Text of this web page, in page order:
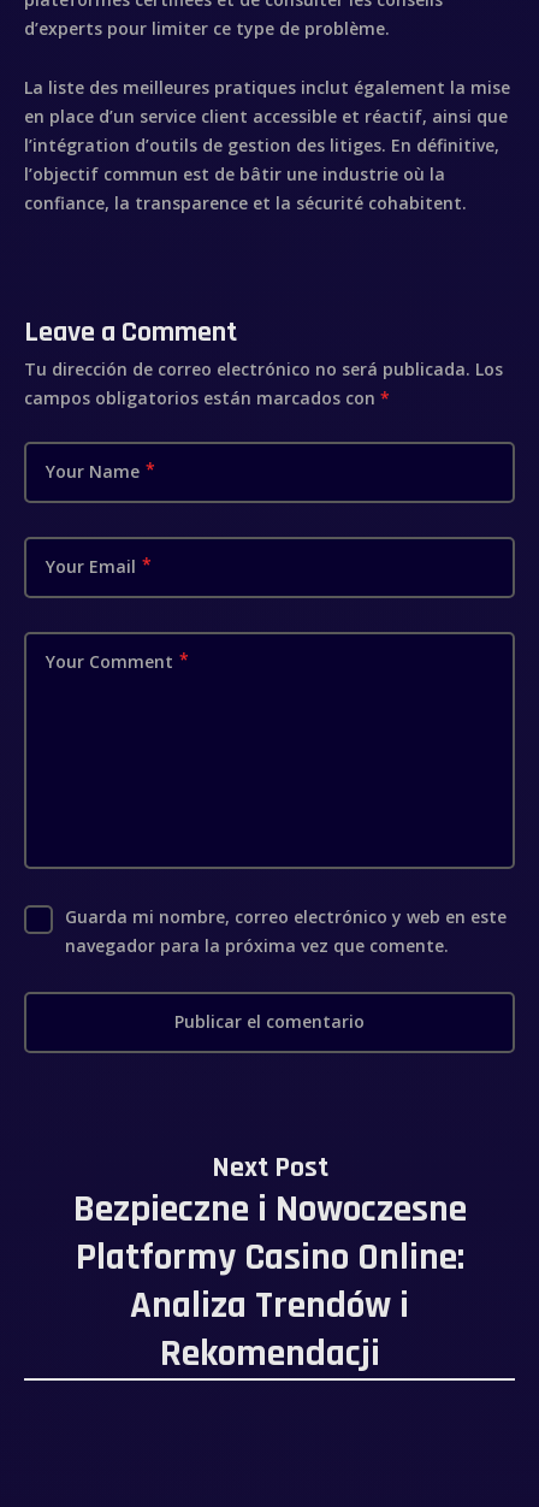
d’experts pour limiter ce type de problème.
La liste des meilleures pratiques inclut également la mise
en place d’un service client accessible et réactif, ainsi que
l’intégration d’outils de gestion des litiges. En définitive,
l’objectif commun est de bâtir une industrie où la
confiance, la transparence et la sécurité cohabitent.
Leave a Comment
Tu dirección de correo electrónico no será publicada. Los
campos obligatorios están marcados con *
Your Name
Your Email
Your Comment
Guarda mi nombre, correo electrónico y web en este
navegador para la próxima vez que comente.
Next Post
Bezpieczne i Nowoczesne
Platformy Casino Online:
Analiza Trendów i
Rekomendacji